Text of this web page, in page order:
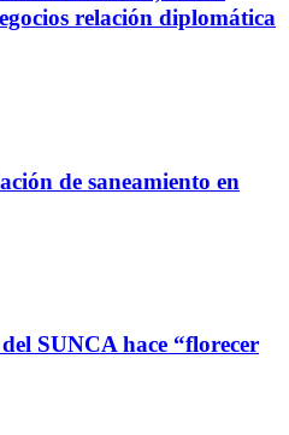
relación diplomática
de saneamiento en
SUNCA hace “florecer